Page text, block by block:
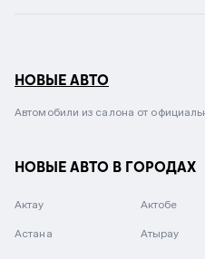
НОВЫЕ АВТО
Автомобили из салона от
НОВЫЕ АВТО В ГОРОДАХ
Актау Актобе
Астана Атырау